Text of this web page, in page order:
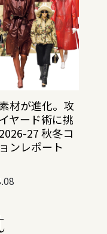
材が進化。攻
ヤード術に挑
27 秋冬コ
ンレポート